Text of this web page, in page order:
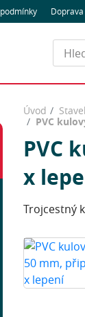
podmínky
Úvod
PVC
PVC
x
Trojcestný